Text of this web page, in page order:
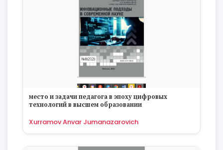
место и задачи педагога в эпоху цифровых
технологий в высшем образовании
Xurramov Anvar Jumanazarovich